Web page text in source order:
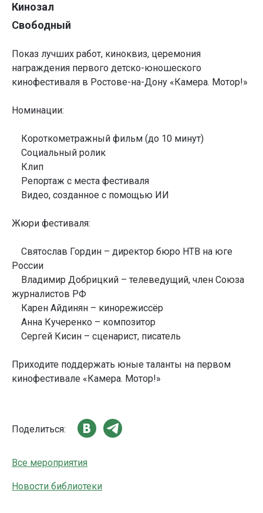
Кинозал
Свободный
Показ лучших работ, киноквиз, церемония
награждения первого детско-юношеского
кинофестиваля в Ростове-на-Дону «Камера. Мотор!»
Номинации:
Короткометражный фильм (до 10 минут)
Социальный ролик
Клип
Репортаж с места фестиваля
Видео, созданное с помощью ИИ
Жюри фестиваля:
Святослав Гордин – директор бюро НТВ на юге
России
Владимир Добрицкий – телеведущий, член Союза
журналистов РФ
Карен Айдинян – кинорежиссёр
Анна Кучеренко – композитор
Сергей Кисин – сценарист, писатель
Приходите поддержать юные таланты на первом
кинофестивале «Камера. Мотор!»
Поделиться:
Все мероприятия
Новости библиотеки